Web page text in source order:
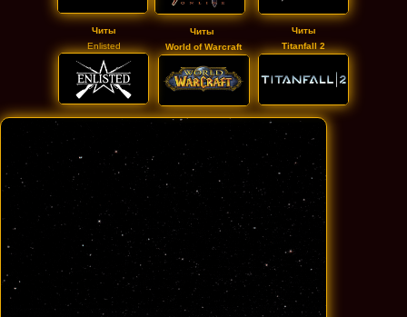
Читы
World of Warcraft
Читы
Titanfall 2
Читы
Enlisted